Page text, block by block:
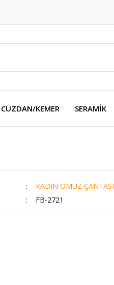
CÜZDAN/KEMER SERAMİK
KADIN OMUZ ÇANTASI
FB-2721